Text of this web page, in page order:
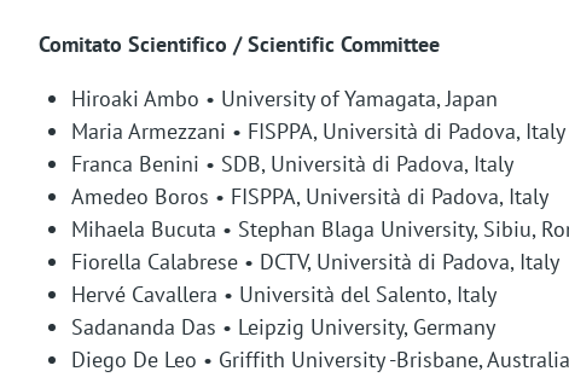
m
e
s
s
a
g
e
Comitato Scientifico / Scientific Committee
Hiroaki Ambo • University of Yamagata, Japan
Maria Armezzani • FISPPA, Università di Padova, Italy
Franca Benini • SDB, Università di Padova, Italy
Amedeo Boros • FISPPA, Università di Padova, Italy
Mihaela Bucuta • Stephan Blaga University, Sibiu,
Fiorella Calabrese • DCTV, Università di Padova, Italy
Hervé Cavallera • Università del Salento, Italy
Sadananda Das • Leipzig University, Germany
Diego De Leo • Griffith University -Brisbane, Australia